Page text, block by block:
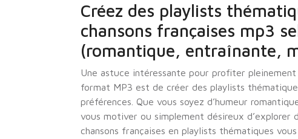
Créez des playlists
chansons françaises mp3
(romantique, entraînante,
Une astuce intéressante pour profiter
format MP3 est de créer des playlists
préférences. Que vous soyez d’humeur
vous motiver ou simplement désireux d’explorer
chansons françaises en playlists thématiques